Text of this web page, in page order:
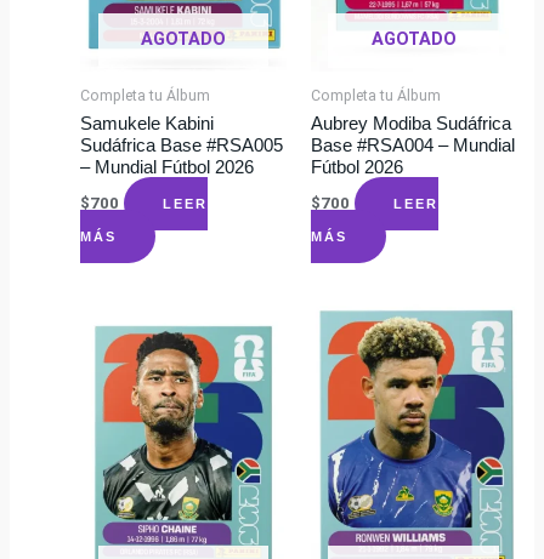
AGOTADO
Completa tu Álbum
Samukele Kabini
Sudáfrica Base #RSA005
– Mundial Fútbol 2026
$700 LEER
MÁS
AGOTADO
Completa tu Álbum
Aubrey Modiba Sudáfrica
Base #RSA004 – Mundial
Fútbol 2026
$700 LEER
MÁS